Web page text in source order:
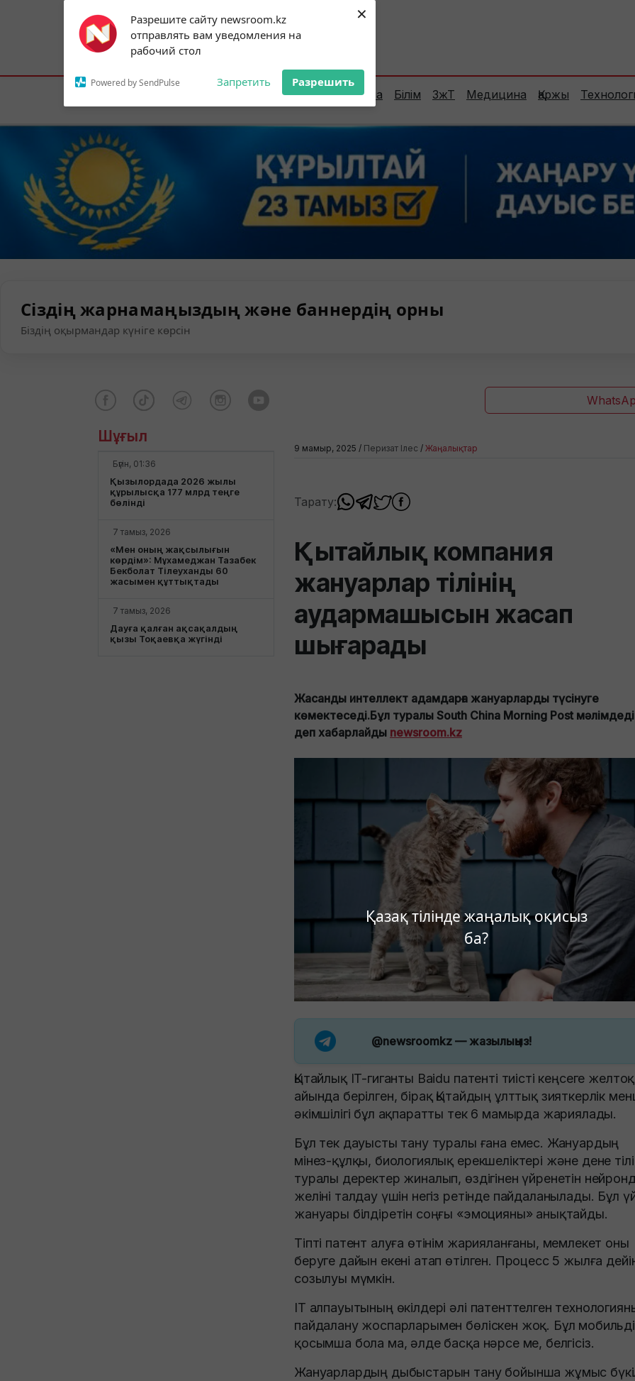
Разрешите сайту newsroom.kz
отправлять вам уведомления на
рабочий стол
Powered by SendPulse Запретить Разрешить
×
Қазақ тілінде жаңалық оқисыз
ба?
Subscribe to our
notifications!
To enable permission prompts, click on
the notification icon
Астана:19°C Алматы:23°C Шымкент:
Елорда Сараптама Білім ЗжТ Медицина Қаржы
Сіздің жарнамаңыздың және баннердің орны
Біздің оқырмандар күніге көрсін
Шұғыл
Бүгін, 01:36
Қызылордада 2026 жылы
құрылысқа 177 млрд теңге
бөлінді
7 тамыз, 2026
«Мен оның жақсылығын
көрдім»: Мұхамеджан Тазабек
Бекболат Тілеуханды 60
жасымен құттықтады
7 тамыз, 2026
Дауға қалған ақсақалдың
қызы Тоқаевқа жүгінді
9 мамыр, 2025 / Перизат Ілес / Жаңалықтар
Тарату:
Қытайлық компания
жануарлар тілінің
аудармашысын жасап
шығарады
Жасанды интеллект адамдарға жануарларды түсінуге
көмектеседі.Бұл туралы South China Morning Post
деп хабарлайды newsroom.kz
@newsroomkz— жазылыңыз!
Қытайлық IT-гиганты Baidu патенті тиісті кеңсеге
айында берілген, бірақ Қытайдың ұлттық зияткерлік
әкімшілігі бұл ақпаратты тек 6 мамырда жариялады.
Бұл тек дауысты тану туралы ғана емес. Жануардың
мінез-құлқы, биологиялық ерекшеліктері және дене тілі
туралы деректер жиналып, өздігінен үйренетін
желіні талдау үшін негіз ретінде пайдаланылады. Бұл
жануары білдіретін соңғы «эмоцияны» анықтайды.
Тіпті патент алуға өтінім жарияланғаны, мемлекет оны
беруге дайын екені атап өтілген. Процесс 5 жылға
созылуы мүмкін.
IT алпауытының өкілдері әлі патенттелген
пайдалану жоспарларымен бөліскен жоқ. Бұл мобильді
қосымша бола ма, әлде басқа нәрсе ме, белгісіз.
Жануарлардың дыбыстарын тану бойынша жұмыс